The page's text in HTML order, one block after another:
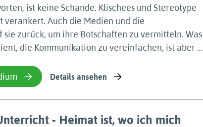
ist keine Schande. Klischees und Stereotype
verankert. Auch die Medien und die
zurück, um ihre Botschaften zu vermitteln. Was
die Kommunikation zu vereinfachen, ist aber ...
Details ansehen
- Heimat ist, wo ich mich